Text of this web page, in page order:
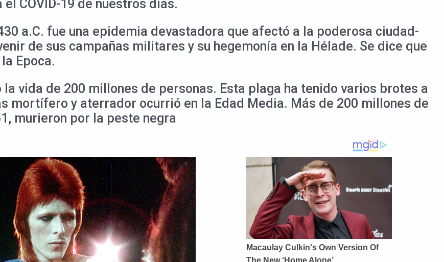
COVID-19 de nuestros días.
a.C. fue una epidemia devastadora que afectó a la poderosa ciudad-
de sus campañas militares y su hegemonía en la Hélade. Se dice que
Epoca.
vida de 200 millones de personas. Esta plaga ha tenido varios brotes a
mortífero y aterrador ocurrió en la Edad Media. Más de 200 millones de
murieron por la peste negra